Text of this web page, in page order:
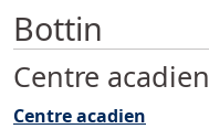
Bottin
Centre acadien
Centre acadien